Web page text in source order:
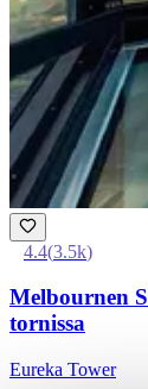
4.4(3.5k)
Melbournen
tornissa
Eureka Tower